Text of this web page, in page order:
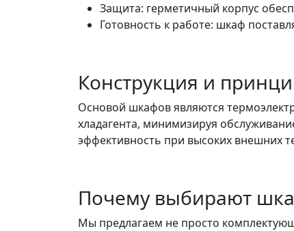
Защита: герметичный корпус
Готовность к работе: шкаф
Конструкция и
Основой шкафов являются
хладагента, минимизируя
эффективность при высоких внешних
Почему выбирают
Мы предлагаем не просто